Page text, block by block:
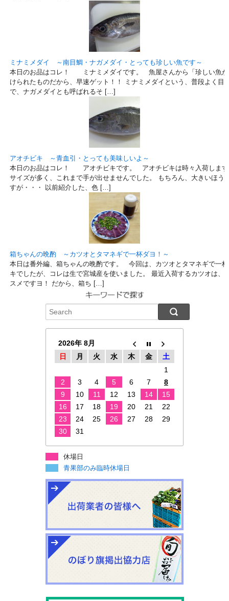
ミナミメダイ ～南目鯛・ナガメダイ・とっても珍しい魚です～
本日のお品はコレ！ ミナミメダイです。 魚屋さんから「珍しい魚が
けられたものだから、早速ゲット！！ ミナミメダイという、普段よく目
で、ナガメダイとも呼ばれるそ […]
アオチビキ ～青血引・とっても美味しいよ～
本日のお品はコレ！ アオチビキです。 アオチビキは時々入荷します
サイズが多く、これまで手が出せませんでした。 もちろん、大きいほう
すが・・・ 以前紹介した、色 […]
箱ちゃんの晩酌 ～カツオとタマネギで一杯ダヨ！～
本日は番外編、箱ちゃんの晩酌です。 今回は、カツオとタマネギで一
キでしたが、コレは生で宮城産を使いました。 最近入荷するカツオは、
スメですヨ！ だから、箱ち […]
2026年 8月
日
月 火 水 木 金
土
1
2
3 4 5 6 7
8
9
10 11 12 13 14
15
16
17 18 19 20 21
22
23
24 25 26 27 28
29
30
31
休場日
青果部のみ臨時休場日